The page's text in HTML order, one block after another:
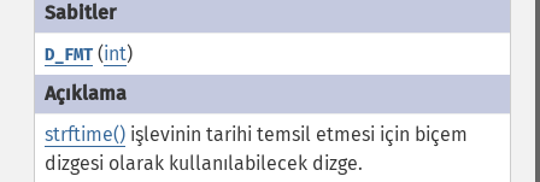
D_FMT(int)
strftime()işlevinin tarihi temsil etmesi için biçem
dizgesi olarak kullanılabilecek dizge.